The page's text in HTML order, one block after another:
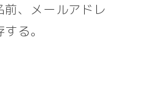
、メールアドレ
る。